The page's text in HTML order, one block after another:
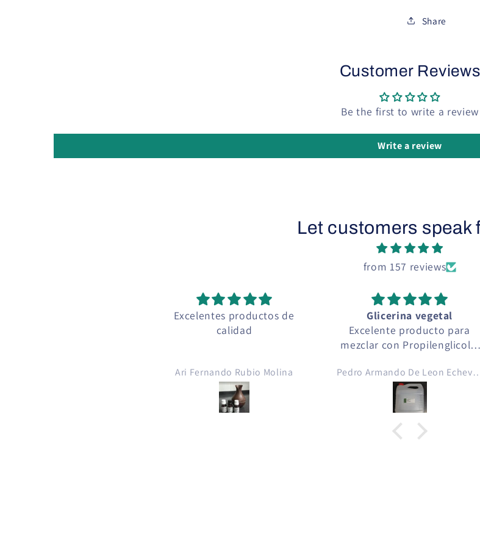
Share
Customer Reviews
Be the first to write a review
Write a review
Let customers speak
from 157 reviews
Excelentes productos de
calidad
Ari Fernando Rubio Molina
Glicerina vegetal
Excelente producto para
mezclar con Propilenglicol y
para cigarro electrónico ..
crear líquidos para cigarro
electrónico, gracias Green
Pedro Armando De